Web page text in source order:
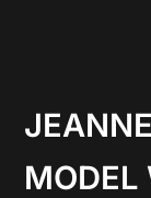
MODEL